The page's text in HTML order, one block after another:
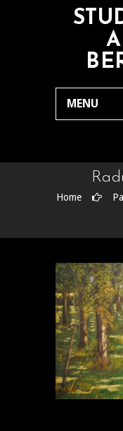
MENU
Home